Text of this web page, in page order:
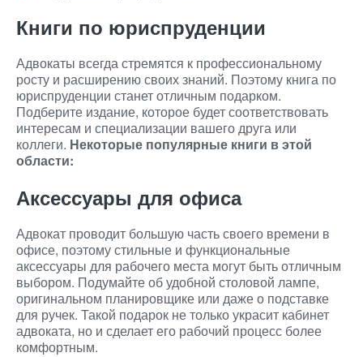
Книги по юриспруденции
Адвокаты всегда стремятся к профессиональному
росту и расширению своих знаний. Поэтому книга по
юриспруденции станет отличным подарком.
Подберите издание, которое будет соответствовать
интересам и специализации вашего друга или
коллеги. Некоторые популярные книги в этой
области:
Аксессуары для офиса
Адвокат проводит большую часть своего времени в
офисе, поэтому стильные и функциональные
аксессуары для рабочего места могут быть отличным
выбором. Подумайте об удобной столовой лампе,
оригинальном планировщике или даже о подставке
для ручек. Такой подарок не только украсит кабинет
адвоката, но и сделает его рабочий процесс более
комфортным.